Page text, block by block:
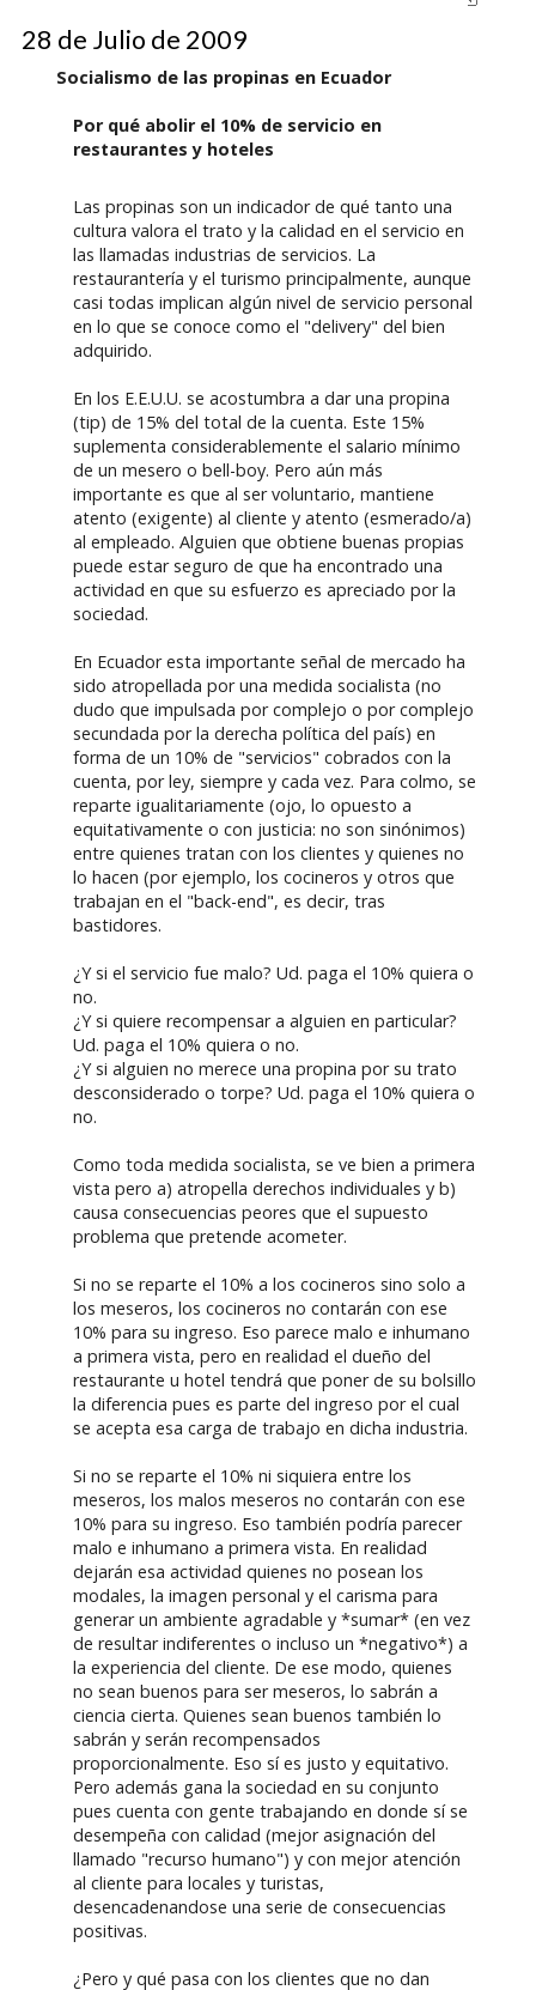
28 de Julio de 2009
Socialismo de las propinas en Ecuador
Por qué abolir el 10% de servicio en
restaurantes y hoteles
Las propinas son un indicador de qué tanto una
cultura valora el trato y la calidad en el servicio en
las llamadas industrias de servicios. La
restaurantería y el turismo principalmente, aunque
casi todas implican algún nivel de servicio personal
en lo que se conoce como el "delivery" del bien
adquirido.
En los E.E.U.U. se acostumbra a dar una propina
(tip) de 15% del total de la cuenta. Este 15%
suplementa considerablemente el salario mínimo
de un mesero o bell-boy. Pero aún más
importante es que al ser voluntario, mantiene
atento (exigente) al cliente y atento (esmerado/a)
al empleado. Alguien que obtiene buenas propias
puede estar seguro de que ha encontrado una
actividad en que su esfuerzo es apreciado por la
sociedad.
En Ecuador esta importante señal de mercado ha
sido atropellada por una medida socialista (no
dudo que impulsada por complejo o por complejo
secundada por la derecha política del país) en
forma de un 10% de "servicios" cobrados con la
cuenta, por ley, siempre y cada vez. Para colmo, se
reparte igualitariamente (ojo, lo opuesto a
equitativamente o con justicia: no son sinónimos)
entre quienes tratan con los clientes y quienes no
lo hacen (por ejemplo, los cocineros y otros que
trabajan en el "back-end", es decir, tras
bastidores.
¿Y si el servicio fue malo? Ud. paga el 10% quiera o
no.
¿Y si quiere recompensar a alguien en particular?
Ud. paga el 10% quiera o no.
¿Y si alguien no merece una propina por su trato
desconsiderado o torpe? Ud. paga el 10% quiera o
no.
Como toda medida socialista, se ve bien a primera
vista pero a) atropella derechos individuales y b)
causa consecuencias peores que el supuesto
problema que pretende acometer.
Si no se reparte el 10% a los cocineros sino solo a
los meseros, los cocineros no contarán con ese
10% para su ingreso. Eso parece malo e inhumano
a primera vista, pero en realidad el dueño del
restaurante u hotel tendrá que poner de su bolsillo
la diferencia pues es parte del ingreso por el cual
se acepta esa carga de trabajo en dicha industria.
Si no se reparte el 10% ni siquiera entre los
meseros, los malos meseros no contarán con ese
10% para su ingreso. Eso también podría parecer
malo e inhumano a primera vista. En realidad
dejarán esa actividad quienes no posean los
modales, la imagen personal y el carisma para
generar un ambiente agradable y *sumar* (en vez
de resultar indiferentes o incluso un *negativo*) a
la experiencia del cliente. De ese modo, quienes
no sean buenos para ser meseros, lo sabrán a
ciencia cierta. Quienes sean buenos también lo
sabrán y serán recompensados
proporcionalmente. Eso sí es justo y equitativo.
Pero además gana la sociedad en su conjunto
pues cuenta con gente trabajando en donde sí se
desempeña con calidad (mejor asignación del
llamado "recurso humano") y con mejor atención
al cliente para locales y turistas,
desencadenandose una serie de consecuencias
positivas.
¿Pero y qué pasa con los clientes que no dan